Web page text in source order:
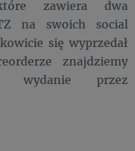
zawiera dwa
na swoich social
się wyprzedał
znajdziemy
wydanie przez